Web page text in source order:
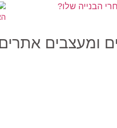
הבנייה שלו?
ומעצבים